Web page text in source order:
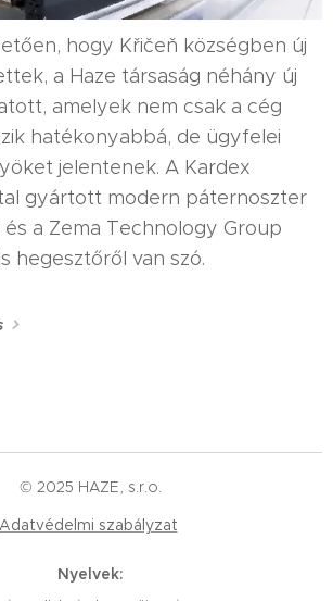
hogy Křičeň községben új
a Haze társaság néhány új
amelyek nem csak a cég
hatékonyabbá, de ügyfelei
jelentenek. A Kardex
gyártott modern páternoszter
a Zema Technology Group
hegesztőről van szó.
© 2025 HAZE, s.r.o.
Adatvédelmi szabályzat
Nyelvek